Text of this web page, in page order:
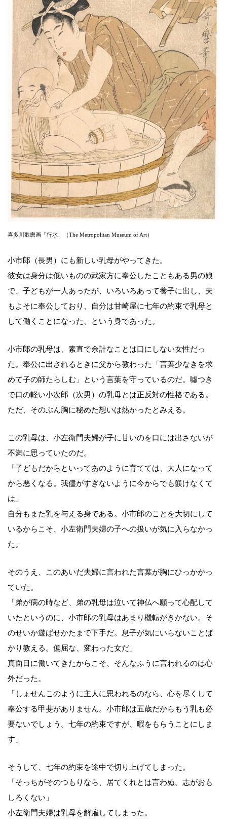
喜多川歌麿画「行水」（The Metropolitan Museum of Art）
小市郎（長男）にも新しい乳母がやってきた。
彼女は身分は低いものの武家方に奉公したこともある男の娘
で、子どもが一人あったが、いろいろあって養子に出し、夫
もよそに奉公しており、自分は甘崎屋に七年の約束で乳母と
して働くことになった、という身であった。
小市郎の乳母は、素直で余計なことは口にしない女性だっ
た。奉公に出されるときに父から教わった「言葉少なきを求
めて子の師たらしむ」という言葉を守っているのだ。噓つき
で口の軽い小次郎（次男）の乳母とは正反対の性格である。
ただ、そのぶん胸に秘めた想いは熱かったとみえる。
この乳母は、小左衛門夫婦が子に甘いのを口には出さないが
不満に思っていたのだ。
「子どもだからといってあのように育てては、大人になって
から悪くなる。我儘がすぎないように今からでも躾けなくて
は」
自分もまた乳を与える身である。小市郎のことを大切にして
いるからこそ、小左衛門夫婦の子への扱いが気に入らなかっ
た。
そのうえ、このあいだ夫婦に言われた言葉が胸にひっかかっ
ていた。
「弟が病の時など、弟の乳母は泣いて神仏へ願って心配して
いたというのに、小市郎の乳母はあまり機転がきかない。そ
のせいか遊ばせかたまで下手だ。息子が気にいらないことば
かり教える。偏屈な、変わった女だ」
真面目に働いてきたからこそ、そんなふうに言われるのは心
外だった。
「しょせんこのように主人に思われるのなら、心を尽くして
奉公する甲斐がありません。小市郎は五歳だからもう乳も必
要ないでしょう。七年の約束ですが、暇をもらうことにしま
す」
そうして、七年の約束を途中で切り上げてしまった。
「そっちがそのつもりなら、居てくれとは言わぬ。志がおも
しろくない」
小左衛門夫婦は乳母を解雇してしまった。